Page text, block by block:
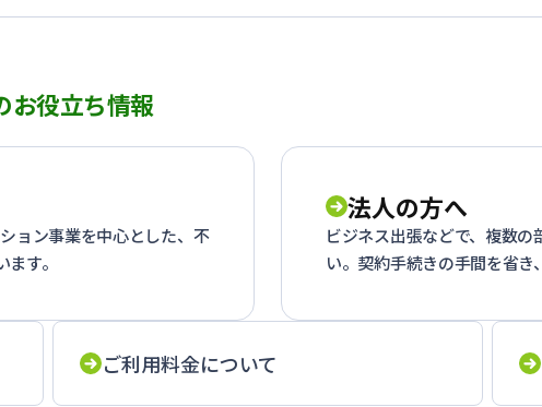
お役立ち情報
ョン事業を中心とした、不
す。
法人の方へ
ビジネス出張などで、複数
い。契約手続きの手間を省き
ご利用料金について